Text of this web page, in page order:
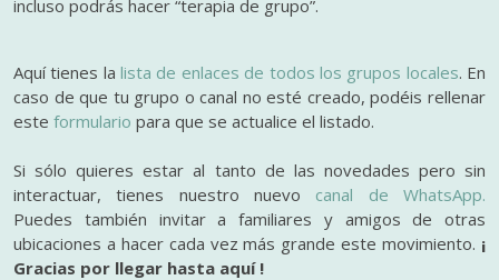
incluso podrás hacer “terapia de grupo”.
Aquí tienes lalista de enlaces de todos los grupos locales. En
caso de que tu grupo o canal no esté creado, podéis rellenar
este formulario para que se actualice el listado.
Si sólo quieres estar al tanto de las novedades pero sin
interactuar, tienes nuestro nuevo canal de WhatsApp.
Puedes también invitar a familiares y amigos de otras
ubicaciones a hacer cada vez más grande este movimiento. ¡
Gracias por llegar hasta aquí !